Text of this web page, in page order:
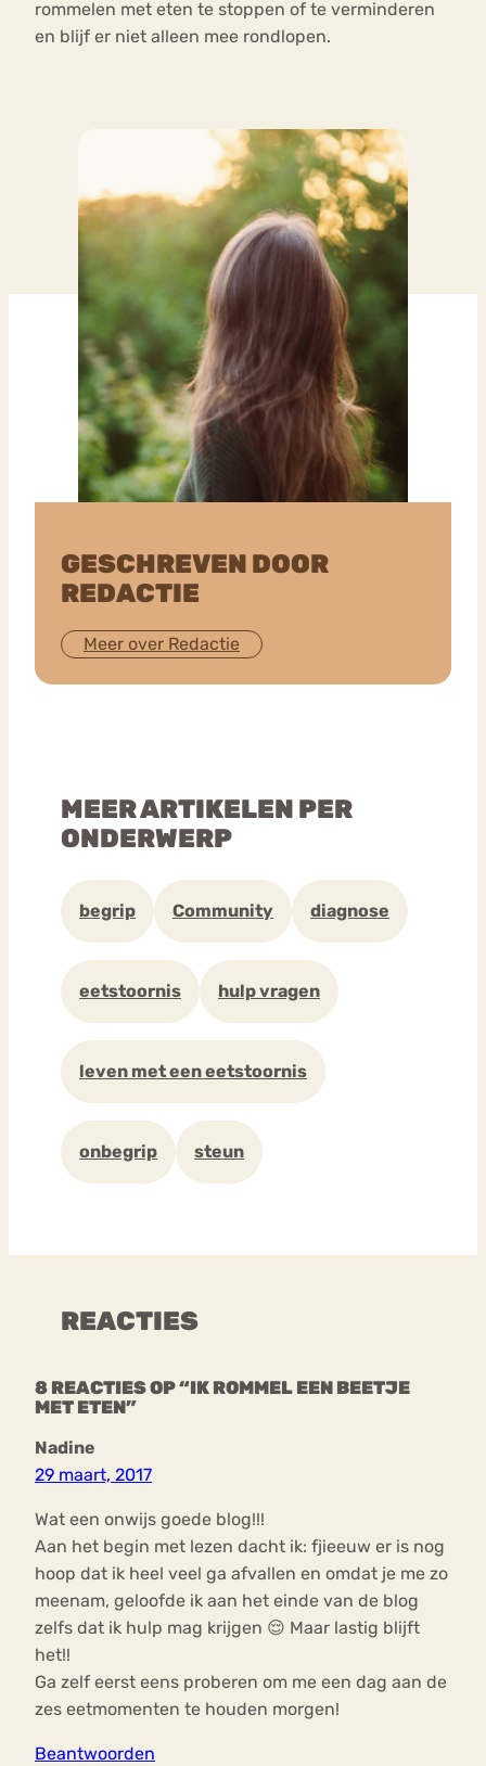
rommelen met eten te stoppen of te verminderen
en blijf er niet alleen mee rondlopen.
GESCHREVEN DOOR
REDACTIE
Meer over Redactie
MEER ARTIKELEN PER
ONDERWERP
begrip Community diagnose
eetstoornis hulp vragen
leven met een eetstoornis
onbegrip steun
REACTIES
8 REACTIES OP “IK ROMMEL EEN BEETJE
MET ETEN”
Nadine
29 maart, 2017
Wat een onwijs goede blog!!!
Aan het begin met lezen dacht ik: fjieeuw er is nog
hoop dat ik heel veel ga afvallen en omdat je me zo
meenam, geloofde ik aan het einde van de blog
zelfs dat ik hulp mag krijgen 😌 Maar lastig blijft
het!!
Ga zelf eerst eens proberen om me een dag aan de
zes eetmomenten te houden morgen!
Beantwoorden